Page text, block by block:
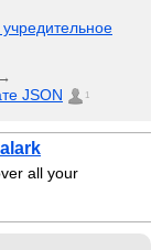
JSON 1
all your